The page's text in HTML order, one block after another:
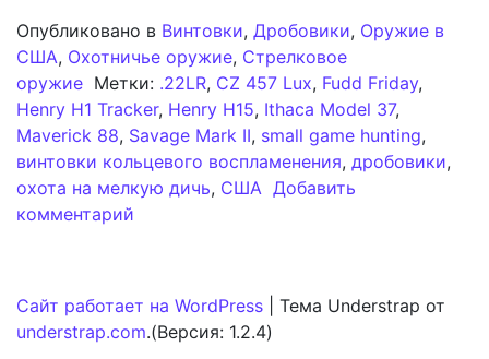
Опубликовано в Винтовки, Дробовики, Оружие в
США, Охотничье оружие, Стрелковое
оружие Метки: .22LR, CZ 457 Lux, Fudd Friday,
Henry H1 Tracker, Henry H15, Ithaca Model 37,
Maverick 88, Savage Mark II, small game hunting,
винтовки кольцевого воспламенения, дробовики,
охота на мелкую дичь, США Добавить
комментарий
Сайт работает на WordPress
Тема Understrap от
understrap.com.(Версия: 1.2.4)